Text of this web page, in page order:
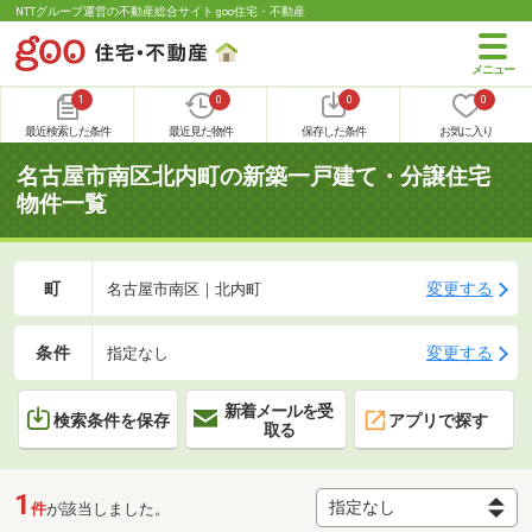
NTTグループ運営の不動産総合サイト goo住宅・不動産
1
最近検索した条件
0
最近見た物件
0
保存した条件
0
お気に入り
名古屋市南区北内町の新築一戸建て・分譲住宅
物件一覧
町 名古屋市南区｜北内町 変更する
条件 指定なし 変更する
検索条件を保存
新着メールを受
取る
アプリで探す
1 件が該当しました。